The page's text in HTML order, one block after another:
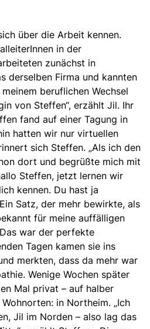
über die Arbeit kennen.
in der
zunächst in
derselben Firma und kannten
beruflichen Wechsel
von Steffen“, erzählt Jil. Ihr
fand auf einer Tagung in
hatten wir nur virtuellen
sich Steffen. „Als ich den
dort und begrüßte mich mit
Steffen, jetzt lernen wir
kennen. Du hast ja
Satz, der mehr bewirkte, als
für meine auffälligen
war der perfekte
Tagen kamen sie ins
merkten, dass da mehr war
Wenige Wochen später
Mal privat – auf halber
in Northeim. „Ich
Jil im Norden – also lag das